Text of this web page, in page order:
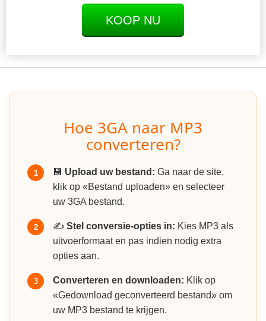
KOOP NU
Hoe 3GA naar MP3
converteren?
1 💾 Upload uw bestand: Ga naar de site,
klik op «Bestand uploaden» en selecteer
uw 3GA bestand.
2 ✍️ Stel conversie-opties in: Kies MP3 als
uitvoerformaat en pas indien nodig extra
opties aan.
3 Converteren en downloaden: Klik op
«Gedownload geconverteerd bestand» om
uw MP3 bestand te krijgen.